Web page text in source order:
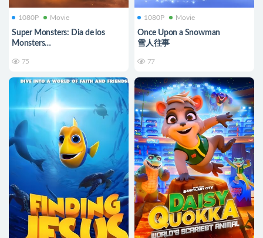
1080P Movie
Super Monsters: Dia de los
Monsters
75
1080P Movie
Once Upon a Snowman
雪人往事
77